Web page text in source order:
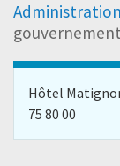
gouvernement
Hôtel
75 80 00